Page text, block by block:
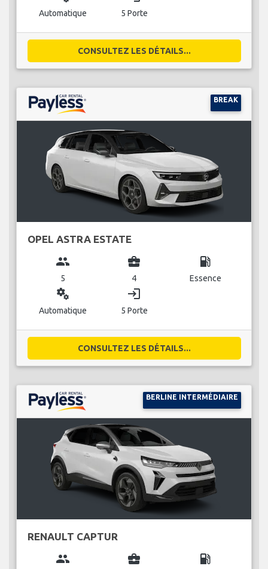
Automatique 5 Porte
CONSULTEZ LES DÉTAILS...
BREAK
OPEL ASTRA ESTATE
group
5
business_center
4
local_gas_station
Essence
miscellaneous_services
Automatique
login
5 Porte
CONSULTEZ LES DÉTAILS...
BERLINE INTERMÉDIAIRE
RENAULT CAPTUR
group business_center local_gas_station